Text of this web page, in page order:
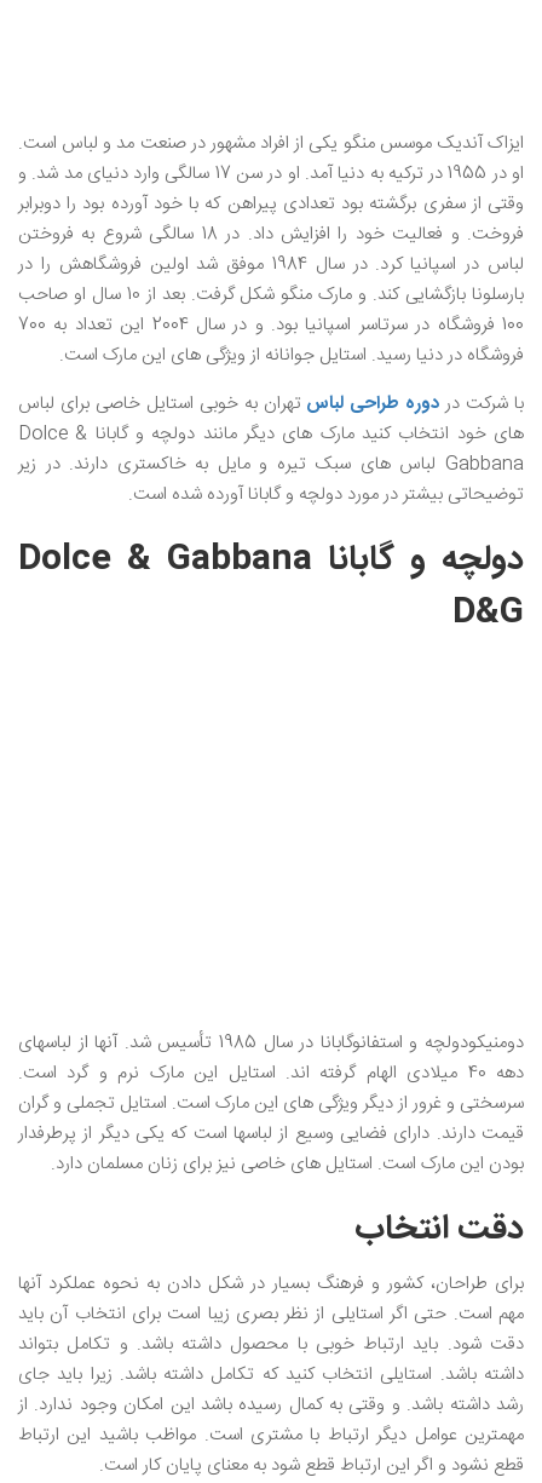
ایزاک آندیک موسس منگو یکی از افراد مشهور در صنعت مد و لباس است.
او در 1955 در ترکیه به دنیا آمد. او در سن 17 سالگی وارد دنیای مد شد. و
وقتی از سفری برگشته بود تعدادی پیراهن که با خود آورده بود را دوبرابر
فروخت. و فعالیت خود را افزایش داد. در 18 سالگی شروع به فروختن
لباس در اسپانیا کرد. در سال 1984 موفق شد اولین فروشگاهش را در
بارسلونا بازگشایی کند. و مارک منگو شکل گرفت. بعد از 10 سال او صاحب
100 فروشگاه در سرتاسر اسپانیا بود. و در سال 2004 این تعداد به 700
فروشگاه در دنیا رسید. استایل جوانانه از ویژگی های این مارک است.
با شرکت در دوره طراحی لباس تهران به خوبی استایل خاصی برای لباس
های خود انتخاب کنید مارک های دیگر مانند دولچه و گابانا Dolce &
Gabbana لباس های سبک تیره و مایل به خاکستری دارند. در زیر
توضیحاتی بیشتر در مورد دولچه و گابانا آورده شده است.
دولچه و گابانا Dolce & Gabbana
D&G
دومنیکودولچه و استفانوگابانا در سال 1985 تأسیس شد. آنها از لباسهای
دهه 40 میلادی الهام گرفته اند. استایل این مارک نرم و گرد است.
سرسختی و غرور از دیگر ویژگی های این مارک است. استایل تجملی و گران
قیمت دارند. دارای فضایی وسیع از لباسها است که یکی دیگر از پرطرفدار
بودن این مارک است. استایل های خاصی نیز برای زنان مسلمان دارد.
دقت انتخاب
برای طراحان، کشور و فرهنگ بسیار در شکل دادن به نحوه عملکرد آنها
مهم است. حتی اگر استایلی از نظر بصری زیبا است برای انتخاب آن باید
دقت شود. باید ارتباط خوبی با محصول داشته باشد. و تکامل بتواند
داشته باشد. استایلی انتخاب کنید که تکامل داشته باشد. زیرا باید جای
رشد داشته باشد. و وقتی به کمال رسیده باشد این امکان وجود ندارد. از
مهمترین عوامل دیگر ارتباط با مشتری است. مواظب باشید این ارتباط
قطع نشود و اگر این ارتباط قطع شود به معنای پایان کار است.